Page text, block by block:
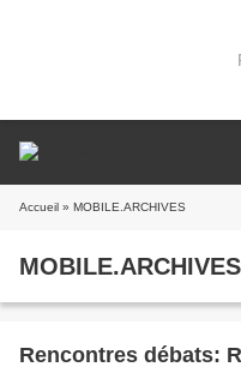
Accueil » MOBILE.ARCHIVES
MOBILE.ARCHIVES
Rencontres débats: